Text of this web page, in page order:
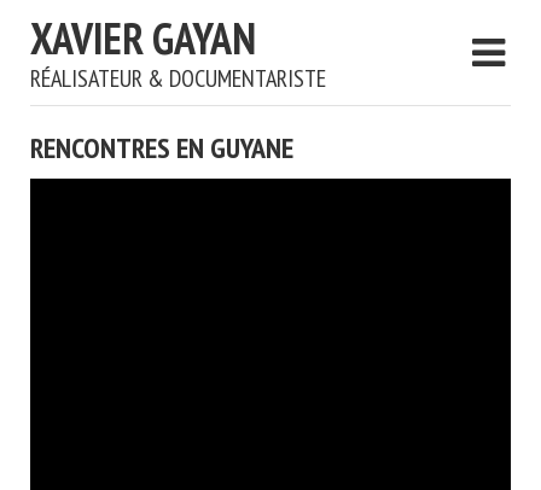
XAVIER GAYAN
RÉALISATEUR & DOCUMENTARISTE
RENCONTRES EN GUYANE